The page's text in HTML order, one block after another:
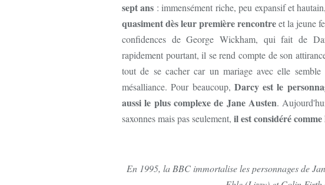
sept ans : immensément riche, peu expansif et hautain,
quasiment dès leur première rencontreet la jeune
confidences de George Wickham, qui fait de
rapidement pourtant, il se rend compte de son
tout de se cacher car un mariage avec elle semble
mésalliance. Pour beaucoup, Darcy est le
aussi le plus complexe de Jane Austen.
saxonnes mais pas seulement, il est considéré comme
En 1995, la BBC immortalise les personnages de